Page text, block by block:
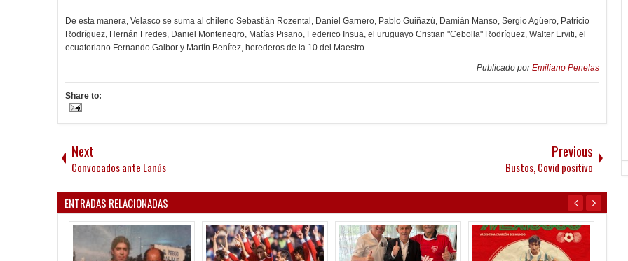
De esta manera, Velasco se suma al chileno Sebastián Rozental, Daniel Garnero, Pablo Guiñazú, Damián Manso, Sergio Agüero, Patricio
Rodríguez, Hernán Fredes, Daniel Montenegro, Matías Pisano, Federico Insua, el uruguayo Cristian "Cebolla" Rodríguez, Walter Erviti, el
ecuatoriano Fernando Gaibor y Martín Benítez, herederos de la 10 del Maestro.
Publicado porEmiliano Penelas
Share to:
Next
Convocados ante Lanús
Previous
Bustos, Covid positivo
ENTRADAS RELACIONADAS